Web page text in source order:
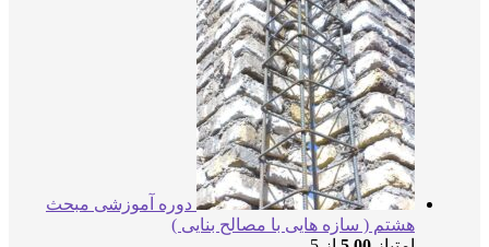
دوره آموزشی مبحث
هشتم ( سازه هایی با مصالح بنایی )